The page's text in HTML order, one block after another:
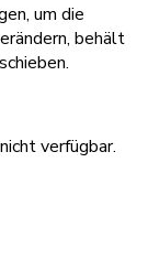
um die
behält
verfügbar.